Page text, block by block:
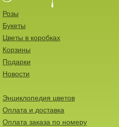
Розы
Букеты
Цветы в коробках
Корзины
Подарки
Новости
Энциклопедия цветов
Оплата и доставка
Оплата заказа по номеру